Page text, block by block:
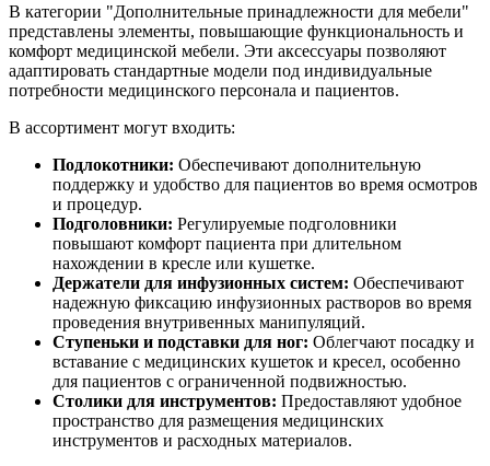
В категории "Дополнительные принадлежности для мебели"
представлены элементы, повышающие функциональность и
комфорт медицинской мебели. Эти аксессуары позволяют
адаптировать стандартные модели под индивидуальные
потребности медицинского персонала и пациентов.
В ассортимент могут входить:
Подлокотники: Обеспечивают дополнительную
поддержку и удобство для пациентов во время осмотров
и процедур.
Подголовники: Регулируемые подголовники
повышают комфорт пациента при длительном
нахождении в кресле или кушетке.
Держатели для инфузионных систем: Обеспечивают
надежную фиксацию инфузионных растворов во время
проведения внутривенных манипуляций.
Ступеньки и подставки для ног: Облегчают посадку и
вставание с медицинских кушеток и кресел, особенно
для пациентов с ограниченной подвижностью.
Столики для инструментов: Предоставляют удобное
пространство для размещения медицинских
инструментов и расходных материалов.